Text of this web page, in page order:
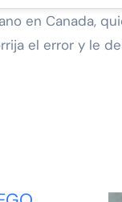
en Canada,
el error y le